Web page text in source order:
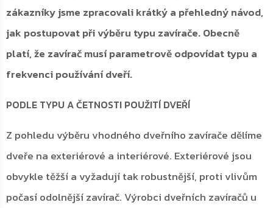
zákazníky jsme zpracovali krátký a přehledný návod,
jak postupovat při výběru typu zavírače. Obecně
platí, že zavírač musí parametrově odpovídat typu a
frekvenci používání dveří.
PODLE TYPU A ČETNOSTI POUŽITÍ DVEŘÍ
Z pohledu výběru vhodného dveřního zavírače dělíme
dveře na exteriérové a interiérové. Exteriérové jsou
obvykle těžší a vyžadují tak robustnější, proti vlivům
počasí odolnější zavírač. Výrobci dveřních zavíračů u